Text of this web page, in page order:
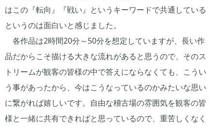
はこの『転向』『戦い』というキーワードで共通している
というのは面白いと感じました。
各作品は2時間20分～50分を想定していますが、長い作
品だからこそ描ける大きな流れがあると思うので、そのス
トリームが観客の皆様の中で答えにならなくても、こうい
う事があったから、今はこうなっているのかみたいな思い
に繋がれば嬉しいです。自由な稽古場の雰囲気を観客の皆
様と一緒に共有できればと思っているので、重苦しくなく